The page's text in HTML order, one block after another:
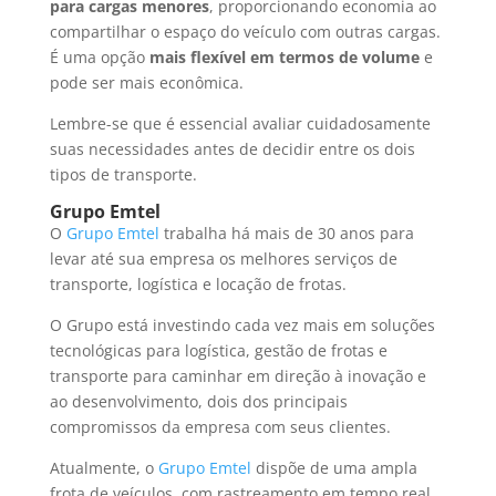
para cargas menores, proporcionando economia ao
compartilhar o espaço do veículo com outras cargas.
É uma opção mais flexível em termos de volumee
pode ser mais econômica.
Lembre-se que é essencial avaliar cuidadosamente
suas necessidades antes de decidir entre os dois
tipos de transporte.
Grupo Emtel
O Grupo Emtel trabalha há mais de 30 anos para
levar até sua empresa os melhores serviços de
transporte, logística e locação de frotas.
O Grupo está investindo cada vez mais em soluções
tecnológicas para logística, gestão de frotas e
transporte para caminhar em direção à inovação e
ao desenvolvimento, dois dos principais
compromissos da empresa com seus clientes.
Atualmente, o Grupo Emtel dispõe de uma ampla